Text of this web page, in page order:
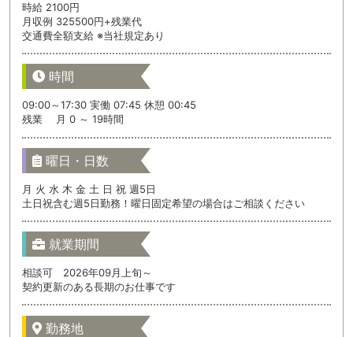
時給 2100円
月収例 325500円+残業代
交通費全額支給 ※当社規定あり
時間
09:00～17:30 実働 07:45 休憩 00:45
残業 月 0 ～ 19時間
曜日・日数
月 火 水 木 金 土 日 祝 週5日
土日祝含む週5日勤務！曜日固定希望の場合はご相談ください
就業期間
相談可 2026年09月上旬～
契約更新のある長期のお仕事です
勤務地